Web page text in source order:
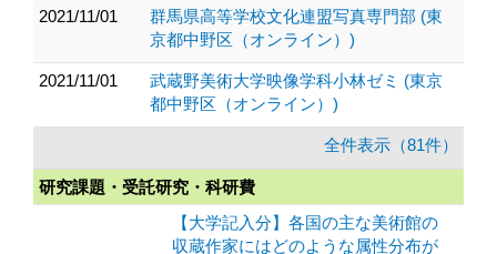
2021/11/01
群馬県高等学校文化連盟写真専門部 (東
京都中野区（オンライン）)
2021/11/01
武蔵野美術大学映像学科小林ゼミ (東京
都中野区（オンライン）)
全件表示（81件）
研究課題・受託研究・科研費
【大学記入分】各国の主な美術館の
収蔵作家にはどのような属性分布が